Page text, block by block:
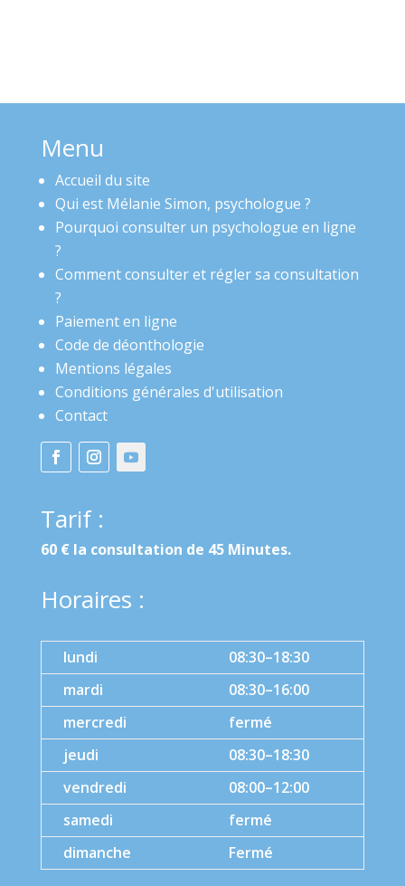
Menu
Accueil du site
Qui est Mélanie Simon, psychologue ?
Pourquoi consulter un psychologue en ligne
?
Comment consulter et régler sa consultation
?
Paiement en ligne
Code de déonthologie
Mentions légales
Conditions générales d'utilisation
Contact
Tarif :
60 € la consultation de 45 Minutes.
Horaires :
lundi
08:30–18:30
mardi
08:30–16:00
mercredi
fermé
jeudi
08:30–18:30
vendredi
08:00–12:00
samedi
fermé
dimanche
Fermé